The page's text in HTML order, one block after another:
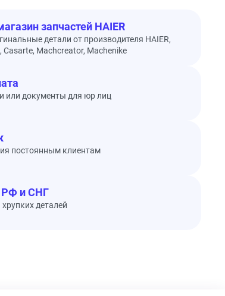
запчастей HAIER
детали от производителя HAIER,
Casarte, Machcreator, Machenike
или документы для юр лиц
постоянным клиентам
РФ и СНГ
деталей